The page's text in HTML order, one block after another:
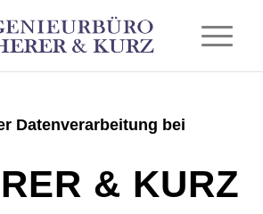
Datenverarbeitung bei
& KURZ